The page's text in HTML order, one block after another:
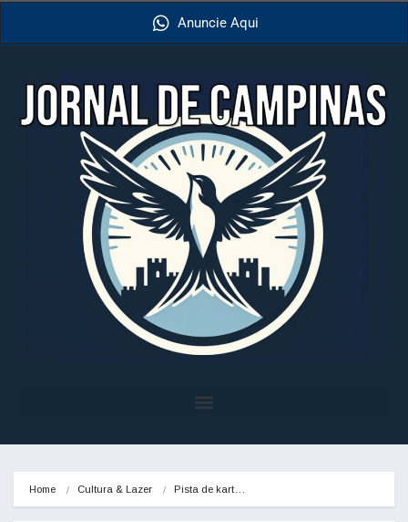
Anuncie Aqui
Home Cultura & Lazer Pista de kart…